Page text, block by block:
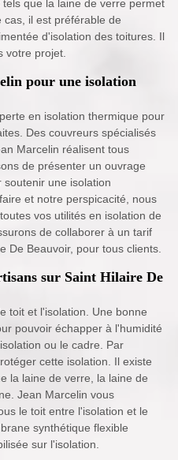
que la laine de verre permet
il est préférable de
d'isolation des toitures. Il
votre projet.
pour une isolation
en isolation thermique pour
Des couvreurs spécialisés
Marcelin réalisent tous
de présenter un ouvrage
soutenir une isolation
et notre perspicacité, nous
vos utilités en isolation de
de collaborer à un tarif
De Beauvoir, pour tous clients.
sur Saint Hilaire De
toit et l'isolation. Une bonne
pouvoir échapper à l'humidité
ou le cadre. Par
cette isolation. Il existe
la laine de verre, la laine de
Jean Marcelin vous
le toit entre l'isolation et le
synthétique flexible
sur l'isolation.